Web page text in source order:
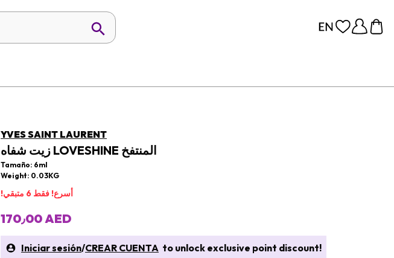
YVES SAINT LAURENT
زيت شفاه LOVESHINE المنتفخ
Tamaño: 6ml
Weight: 0.03KG
!أسرع! فقط 6 متبقي
170٫00 AED
Iniciar sesión/CREAR CUENTA to unlock exclusive point discount!